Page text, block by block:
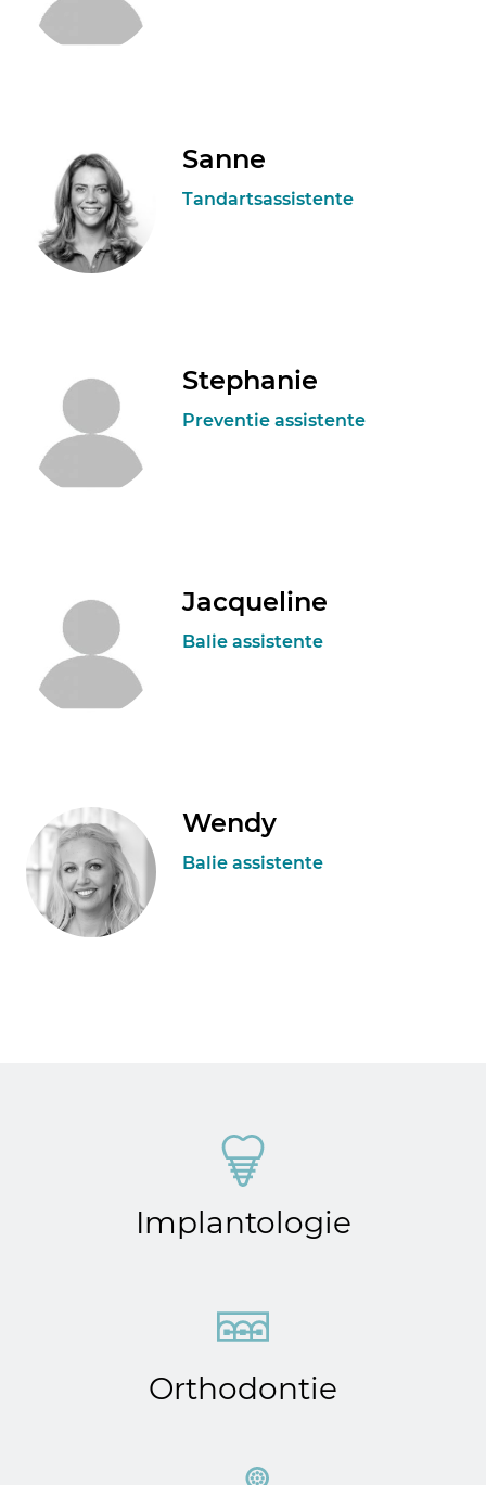
Sanne
Tandartsassistente
Stephanie
Preventie assistente
Jacqueline
Balie assistente
Wendy
Balie assistente
Implantologie
Orthodontie